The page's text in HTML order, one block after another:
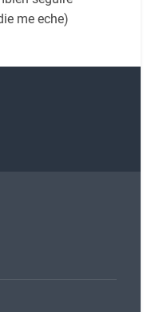
me eche)